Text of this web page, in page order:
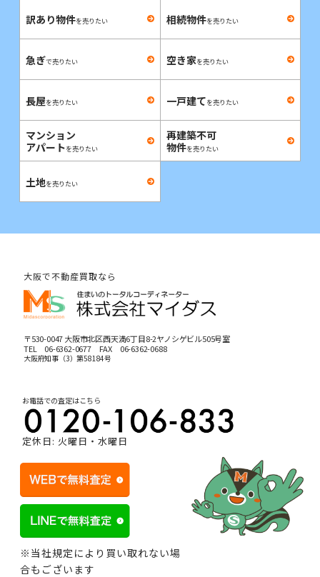
訳あり物件を売りたい 相続物件を売りたい
急ぎで売りたい 空き家を売りたい
長屋を売りたい 一戸建てを売りたい
マンション
アパートを売りたい
再建築不可
物件を売りたい
土地を売りたい
大阪で不動産買取なら
〒530-0047 大阪市北区西天満6丁目8-2ヤノシゲビル505号室
TEL 06-6362-0677FAX 06-6362-0688
大阪府知事（3）第58184号
お電話での査定はこちら
定休日: 火曜日・水曜日
※当社規定により買い取れない場
合もございます